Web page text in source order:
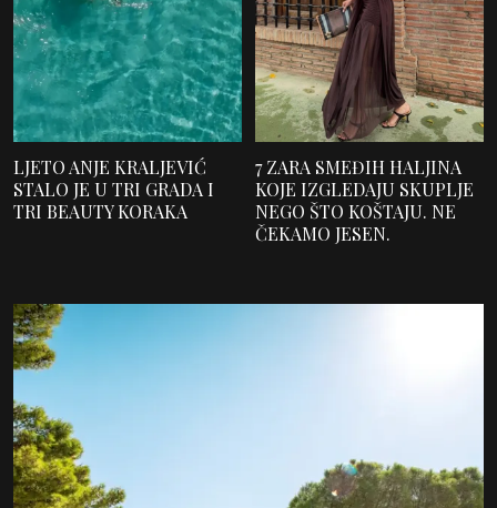
LJETO ANJE KRALJEVIĆ
STALO JE U TRI GRADA I
TRI BEAUTY KORAKA
7 ZARA SMEĐIH HALJINA
KOJE IZGLEDAJU SKUPLJE
NEGO ŠTO KOŠTAJU. NE
ČEKAMO JESEN.